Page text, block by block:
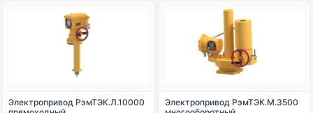
Электропривод РэмТЭК.Л.10000
Электропривод РэмТЭК.М.3500